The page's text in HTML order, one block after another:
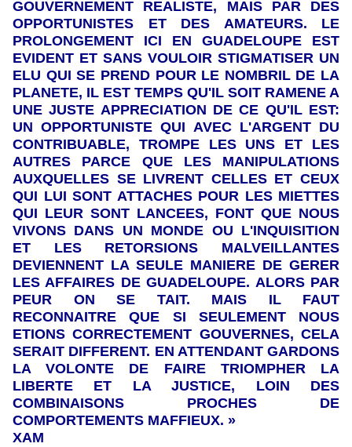
GOUVERNEMENT REALISTE, MAIS PAR DES
OPPORTUNISTES ET DES AMATEURS. LE
PROLONGEMENT ICI EN GUADELOUPE EST
EVIDENT ET SANS VOULOIR STIGMATISER UN
ELU QUI SE PREND POUR LE NOMBRIL DE LA
PLANETE, IL EST TEMPS QU'IL SOIT RAMENE A
UNE JUSTE APPRECIATION DE CE QU'IL EST:
UN OPPORTUNISTE QUI AVEC L'ARGENT DU
CONTRIBUABLE, TROMPE LES UNS ET LES
AUTRES PARCE QUE LES MANIPULATIONS
AUXQUELLES SE LIVRENT CELLES ET CEUX
QUI LUI SONT ATTACHES POUR LES MIETTES
QUI LEUR SONT LANCEES, FONT QUE NOUS
VIVONS DANS UN MONDE OU L'INQUISITION
ET LES RETORSIONS MALVEILLANTES
DEVIENNENT LA SEULE MANIERE DE GERER
LES AFFAIRES DE GUADELOUPE. ALORS PAR
PEUR ON SE TAIT. MAIS IL FAUT
RECONNAITRE QUE SI SEULEMENT NOUS
ETIONS CORRECTEMENT GOUVERNES, CELA
SERAIT DIFFERENT. EN ATTENDANT GARDONS
LA VOLONTE DE FAIRE TRIOMPHER LA
LIBERTE ET LA JUSTICE, LOIN DES
COMBINAISONS PROCHES DE
COMPORTEMENTS MAFFIEUX. »
XAM